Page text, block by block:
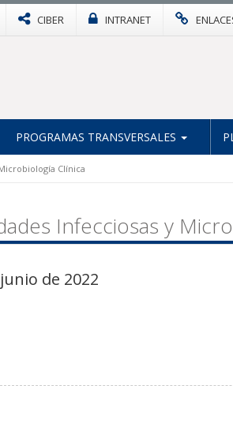
CIBER INTRANET
PROGRAMAS TRANSVERSALES
Clínica
Infecciosas y
de 2022